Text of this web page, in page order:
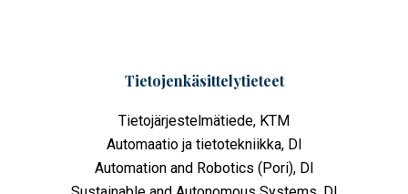
Tietojenkäsittely­tieteet
Tietojärjestelmätiede, KTM
Automaatio ja tietotekniikka, DI
Automation and Robotics (Pori), DI